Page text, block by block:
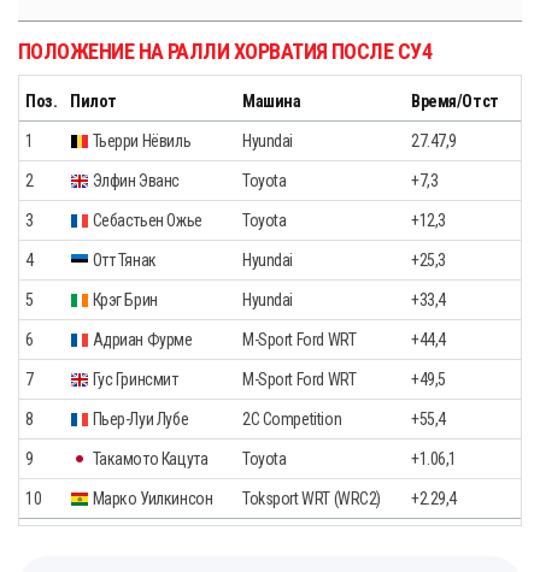
ПОЛОЖЕНИЕ НА РАЛЛИ ХОРВАТИЯ ПОСЛЕ СУ4
Поз. Пилот Машина Время/Отст
1 Тьерри Нёвиль Hyundai 27.47,9
2 Элфин Эванс Toyota +7,3
3 Себастьен Ожье Toyota +12,3
4 Отт Тянак Hyundai +25,3
5 Крэг Брин Hyundai +33,4
6 Адриан Фурме M-Sport Ford WRT +44,4
7 Гус Гринсмит M-Sport Ford WRT +49,5
8 Пьер-Луи Лубе 2C Competition +55,4
9 Такамото Кацута Toyota +1.06,1
10 Марко Уилкинсон Toksport WRT (WRC2) +2.29,4